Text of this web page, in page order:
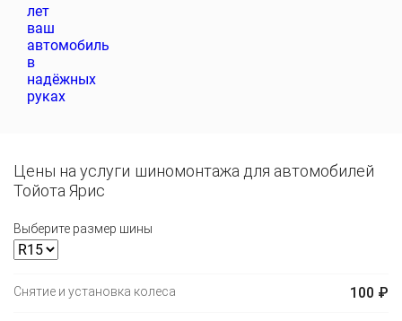
Цены на услуги шиномонтажа для автомобилей
Тойота Ярис
Выберите размер шины
Снятие и установка колеса 100 ₽